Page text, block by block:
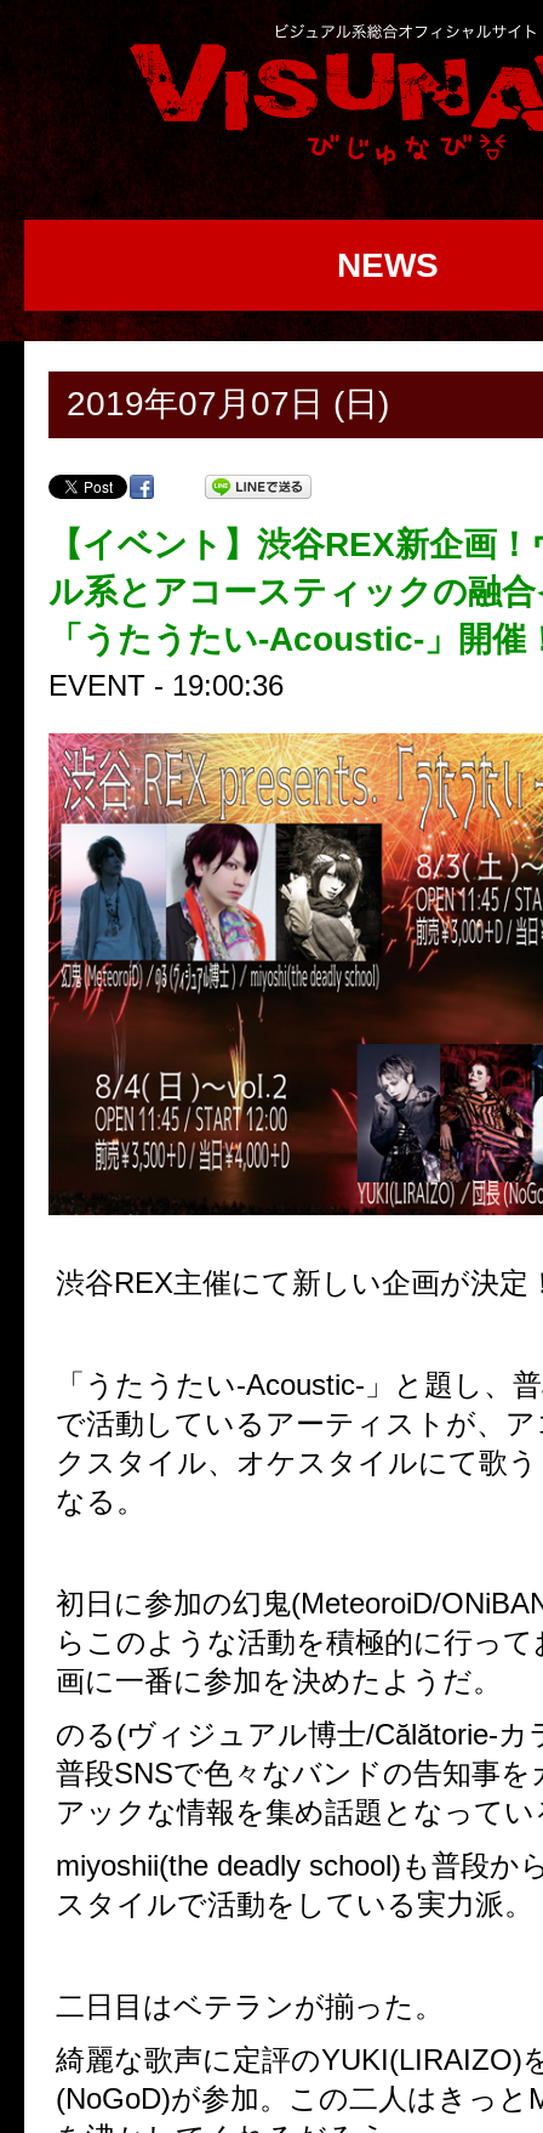
NEWS
2019年07月07日 (日)
【イベント】渋谷REX新企画
ル系とアコースティックの融
「うたうたい-Acoustic-」開催
EVENT - 19:00:36
渋谷REX主催にて新しい企画が決定
「うたうたい-Acoustic-」と題し、
で活動しているアーティストが、
クスタイル、オケスタイルにて歌
なる。
初日に参加の幻鬼(MeteoroiD/
らこのような活動を積極的に行っ
画に一番に参加を決めたようだ。
のる(ヴィジュアル博士/Călătorie-カ
普段SNSで色々なバンドの告知事を
アックな情報を集め話題となってい
miyoshii(the deadly school)も普段か
スタイルで活動をしている実力派。
二日目はベテランが揃った。
綺麗な歌声に定評のYUKI(LIRAIZO)
(NoGoD)が参加。この二人はきっと